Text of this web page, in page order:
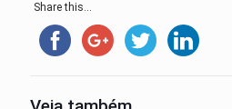
Share this...